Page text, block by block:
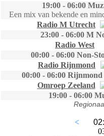
19:00 - 06:00
Een mix van bekende en
Radio M Utrecht
23:00 - 06:00 M
Radio West
00:00 - 06:00 Non-
Radio Rijnmond
00:00 - 06:00
Omroep Zeeland
19:00 - 06:00
<